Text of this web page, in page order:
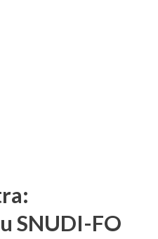
SNUDI-FO